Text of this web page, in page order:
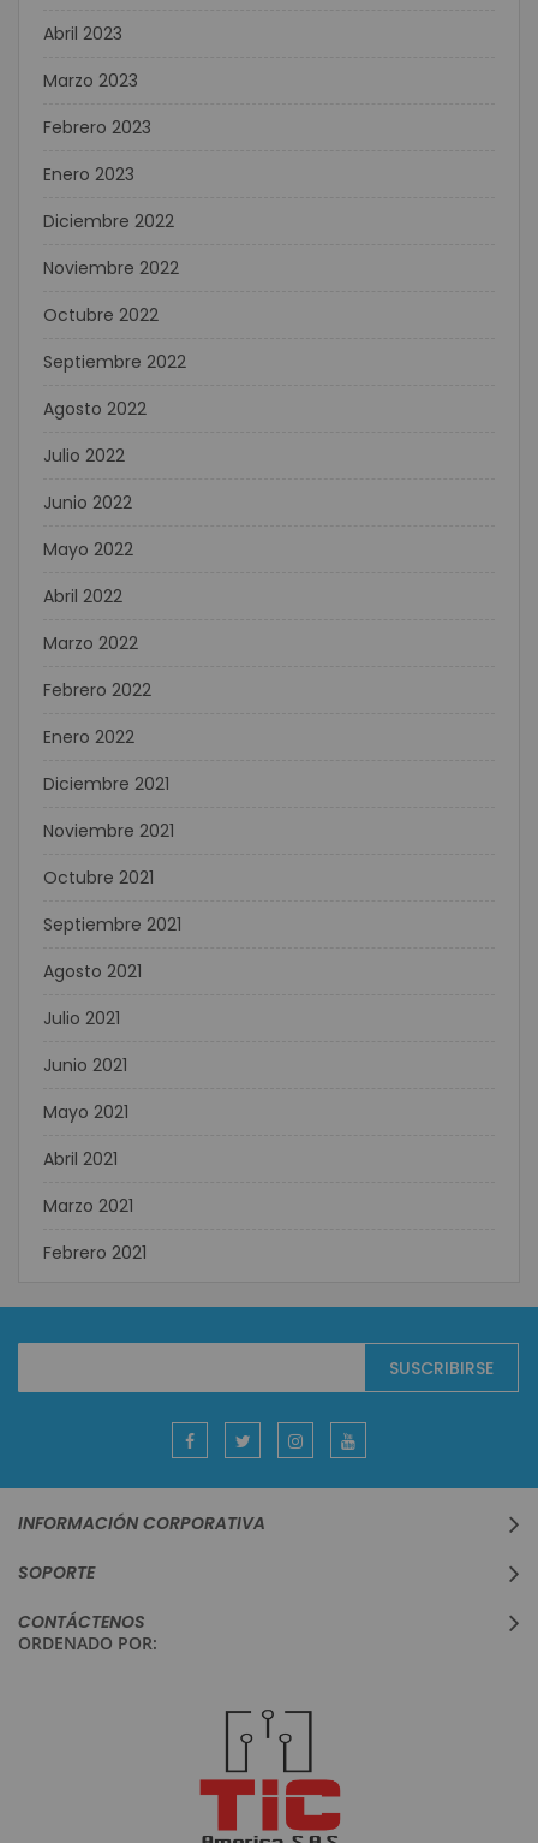
Abril 2023
Marzo 2023
Febrero 2023
Enero 2023
Diciembre 2022
Noviembre 2022
Octubre 2022
Septiembre 2022
Agosto 2022
Julio 2022
Junio 2022
Mayo 2022
Abril 2022
Marzo 2022
Febrero 2022
Enero 2022
Diciembre 2021
Noviembre 2021
Octubre 2021
Septiembre 2021
Agosto 2021
Julio 2021
Junio 2021
Mayo 2021
Abril 2021
Marzo 2021
Febrero 2021
boletín
SUSCRIBIRSE
INFORMACIÓN CORPORATIVA
SOPORTE
CONTÁCTENOS
ORDENADO POR: